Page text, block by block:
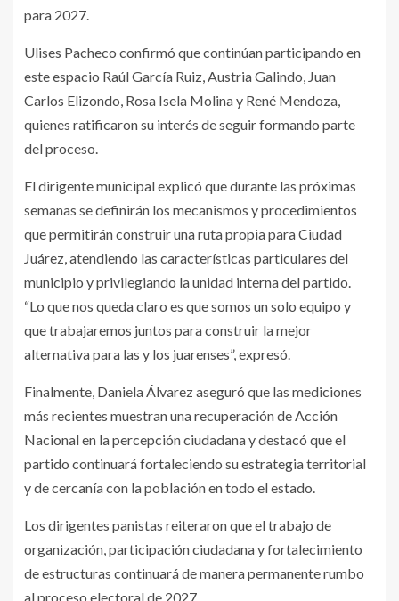
para 2027.
Ulises Pacheco confirmó que continúan participando en
este espacio Raúl García Ruiz, Austria Galindo, Juan
Carlos Elizondo, Rosa Isela Molina y René Mendoza,
quienes ratificaron su interés de seguir formando parte
del proceso.
El dirigente municipal explicó que durante las próximas
semanas se definirán los mecanismos y procedimientos
que permitirán construir una ruta propia para Ciudad
Juárez, atendiendo las características particulares del
municipio y privilegiando la unidad interna del partido.
“Lo que nos queda claro es que somos un solo equipo y
que trabajaremos juntos para construir la mejor
alternativa para las y los juarenses”, expresó.
Finalmente, Daniela Álvarez aseguró que las mediciones
más recientes muestran una recuperación de Acción
Nacional en la percepción ciudadana y destacó que el
partido continuará fortaleciendo su estrategia territorial
y de cercanía con la población en todo el estado.
Los dirigentes panistas reiteraron que el trabajo de
organización, participación ciudadana y fortalecimiento
de estructuras continuará de manera permanente rumbo
al proceso electoral de 2027.